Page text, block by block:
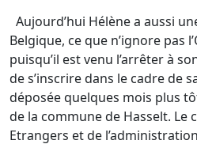
Aujourd’hui Hélène a aussi
Belgique, ce que n’ignore pas
puisqu’il est venu l’arrêter à
de s’inscrire dans le cadre de
déposée quelques mois plus
de la commune de Hasselt. Le
Etrangers et de